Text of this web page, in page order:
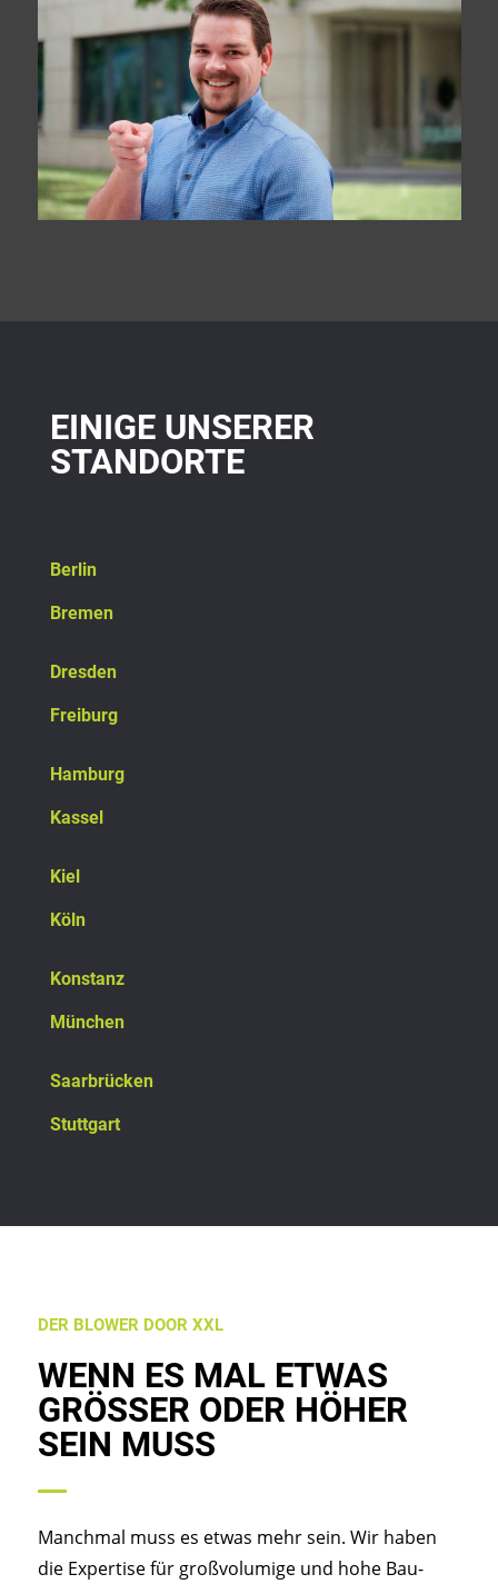
EINIGE UNSERER
STANDORTE
Berlin
Bremen
Dresden
Freiburg
Hamburg
Kassel
Kiel
Köln
Konstanz
München
Saarbrücken
Stuttgart
DER BLOWER DOOR XXL
WENN ES MAL ETWAS
GRÖSSER ODER HÖHER S
EIN MUSS
Manchmal muss es etwas mehr sein. Wir haben
die Expertise für großvolumige und hohe Bau-